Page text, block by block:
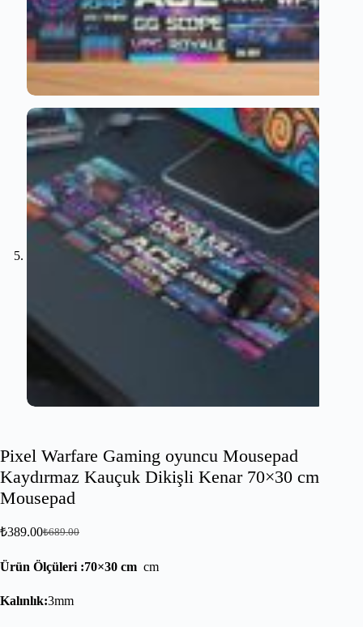
Pixel Warfare Gaming oyuncu Mousepad
Kaydırmaz Kauçuk Dikişli Kenar 70×30 cm
Mousepad
₺689.00
₺389.00
Ürün Ölçüleri :70×30 cm cm
Kalınlık:3mm